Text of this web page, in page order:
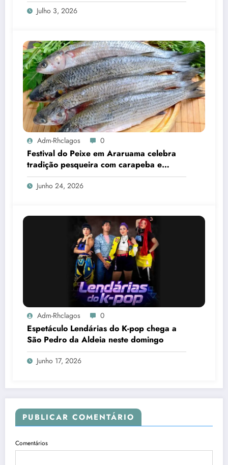
Julho 3, 2026
Adm-Rhclagos 0
Festival do Peixe em Araruama celebra
tradição pesqueira com carapeba e
tainha
Junho 24, 2026
Adm-Rhclagos 0
Espetáculo Lendárias do K-pop chega a
São Pedro da Aldeia neste domingo
Junho 17, 2026
PUBLICAR COMENTÁRIO
Comentários